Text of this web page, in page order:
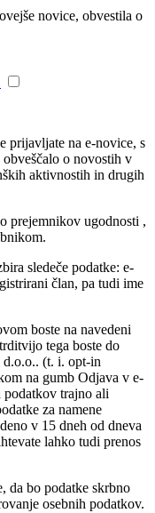
novice, obvestila o
prijavljate na e-novice, s
o novostih v
aktivnostih in drugih
prejemnikov ugodnosti ,
sledeče podatke: e-
član, pa tudi ime
boste na navedeni
tega boste do
(t. i. opt-in
na gumb Odjava v e-
podatkov trajno ali
za namene
v 15 dneh od dneva
lahko tudi prenos
da bo podatke skrbno
osebnih podatkov.